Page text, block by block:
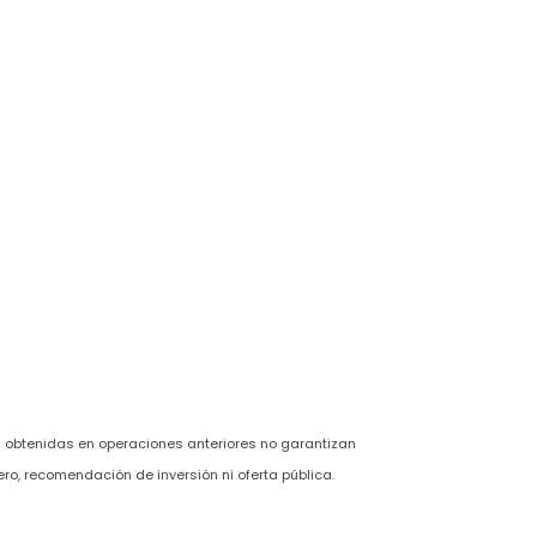
en operaciones anteriores no garantizan
recomendación de inversión ni oferta pública.